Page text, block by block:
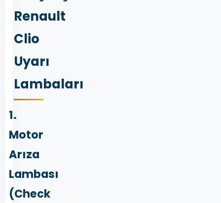
Renault
Clio
Uyarı
Lambaları
1.
Motor
Arıza
Lambası
(Check